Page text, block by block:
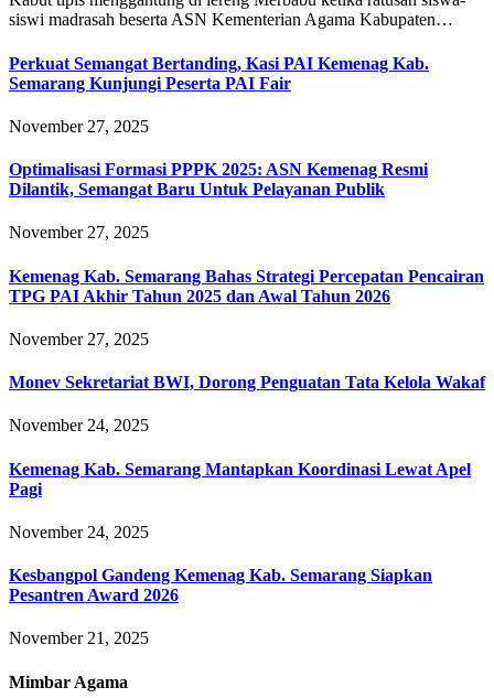
siswi madrasah beserta ASN Kementerian Agama Kabupaten…
Perkuat Semangat Bertanding, Kasi PAI Kemenag Kab.
Semarang Kunjungi Peserta PAI Fair
November 27, 2025
Optimalisasi Formasi PPPK 2025: ASN Kemenag Resmi
Dilantik, Semangat Baru Untuk Pelayanan Publik
November 27, 2025
Kemenag Kab. Semarang Bahas Strategi Percepatan Pencairan
TPG PAI Akhir Tahun 2025 dan Awal Tahun 2026
November 27, 2025
Monev Sekretariat BWI, Dorong Penguatan Tata Kelola Wakaf
November 24, 2025
Kemenag Kab. Semarang Mantapkan Koordinasi Lewat Apel
Pagi
November 24, 2025
Kesbangpol Gandeng Kemenag Kab. Semarang Siapkan
Pesantren Award 2026
November 21, 2025
Mimbar Agama